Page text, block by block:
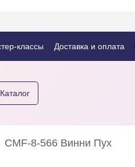
классы Доставка и оплата
Каталог
CMF-8-566 Винни Пух